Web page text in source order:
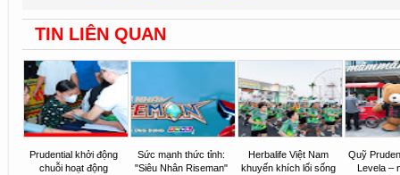
TIN LIÊN QUAN
Prudential khởi động
chuỗi hoạt động
Sức mạnh thức tỉnh:
"Siêu Nhân Riseman"
Herbalife Việt Nam
khuyến khích lối sống
Quỹ
Levela –